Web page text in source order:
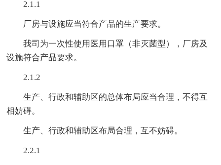
2.1.1
厂房与设施应当符合产品的生产要求。
我司为一次性使用医用口罩（非灭菌型），厂房及
设施符合产品要求。
2.1.2
生产、行政和辅助区的总体布局应当合理，不得互
相妨碍。
生产、行政和辅助区布局合理，互不妨碍。
2.2.1